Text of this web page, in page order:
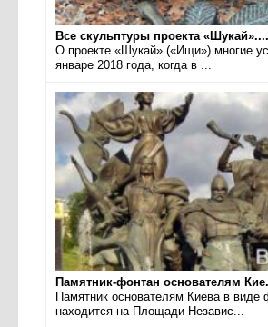
Все скульптуры проекта «Шукай»....
О проекте «Шукай» («Ищи») многие
январе 2018 года, когда в ...
Памятник-фонтан основателям
Памятник основателям Киева в виде
находится на Площади Независ...